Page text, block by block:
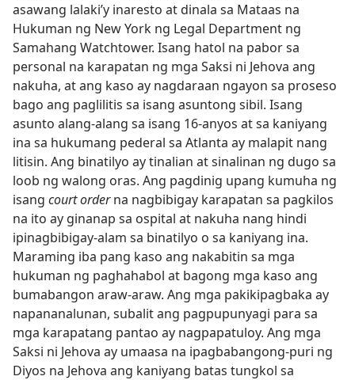
asawang lalaki’y inaresto at dinala sa Mataas na
Hukuman ng New York ng Legal Department ng
Samahang Watchtower. Isang hatol na pabor sa
personal na karapatan ng mga Saksi ni Jehova ang
nakuha, at ang kaso ay nagdaraan ngayon sa proseso
bago ang paglilitis sa isang asuntong sibil. Isang
asunto alang-alang sa isang 16-anyos at sa kaniyang
ina sa hukumang pederal sa Atlanta ay malapit nang
litisin. Ang binatilyo ay tinalian at sinalinan ng dugo sa
loob ng walong oras. Ang pagdinig upang kumuha ng
isang court orderna nagbibigay karapatan sa pagkilos
na ito ay ginanap sa ospital at nakuha nang hindi
ipinagbibigay-alam sa binatilyo o sa kaniyang ina.
Maraming iba pang kaso ang nakabitin sa mga
hukuman ng paghahabol at bagong mga kaso ang
bumabangon araw-araw. Ang mga pakikipagbaka ay
napananalunan, subalit ang pagpupunyagi para sa
mga karapatang pantao ay nagpapatuloy. Ang mga
Saksi ni Jehova ay umaasa na ipagbabangong-puri ng
Diyos na Jehova ang kaniyang batas tungkol sa